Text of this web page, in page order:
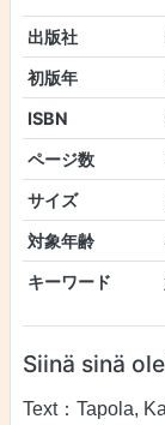
出版社
初版年
ISBN
ページ数
サイズ
対象年齢
キーワード
Siinä sinä
Text：Tapola,